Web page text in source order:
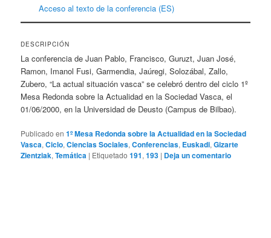
Acceso al texto de la conferencia (ES)
DESCRIPCIÓN
La conferencia de Juan Pablo, Francisco, Guruzt, Juan José,
Ramon, Imanol Fusi, Garmendia, Jaúregi, Solozábal, Zallo,
Zubero, “La actual situación vasca” se celebró dentro del ciclo 1º
Mesa Redonda sobre la Actualidad en la Sociedad Vasca, el
01/06/2000, en la Universidad de Deusto (Campus de Bilbao).
Publicado en 1º Mesa Redonda sobre la Actualidad en la Sociedad
Vasca,Ciclo,Ciencias Sociales,Conferencias, Euskadi,Gizarte
Zientziak,Temática | Etiquetado 191,193 | Deja un comentario